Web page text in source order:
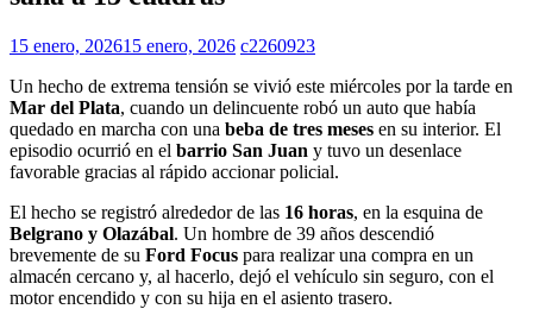
15 enero, 202615 enero, 2026 c2260923
Un hecho de extrema tensión se vivió este miércoles por la tarde en
Mar del Plata, cuando un delincuente robó un auto que había
quedado en marcha con una beba de tres meses en su interior. El
episodio ocurrió en el barrio San Juan y tuvo un desenlace
favorable gracias al rápido accionar policial.
El hecho se registró alrededor de las 16 horas, en la esquina de
Belgrano y Olazábal. Un hombre de 39 años descendió
brevemente de su Ford Focus para realizar una compra en un
almacén cercano y, al hacerlo, dejó el vehículo sin seguro, con el
motor encendido y con su hija en el asiento trasero.